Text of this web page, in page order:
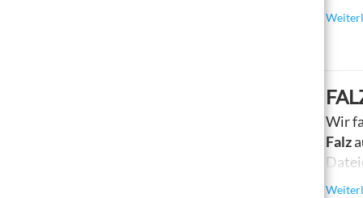
99
Wir
Falz
210